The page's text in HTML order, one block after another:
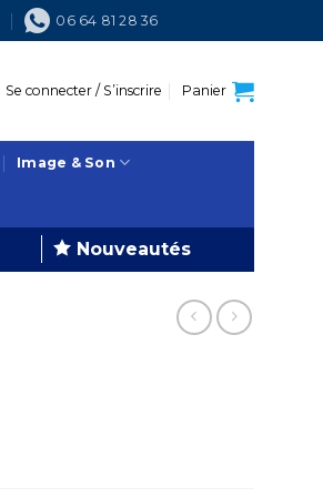
06 64 81 28 36
Se connecter / S’inscrire Panier
Image & Son
Nouveautés